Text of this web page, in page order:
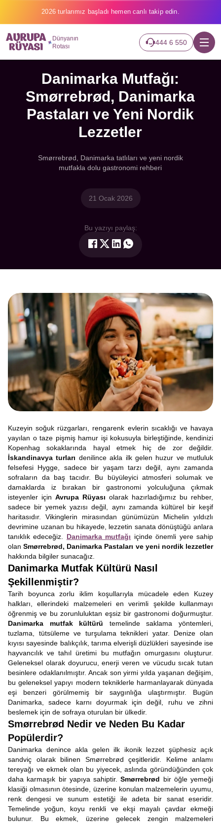
2026 turlarımız başladı hemen canlı takip edin.
Dünyanın
Rotası
444 6 550
Danimarka Mutfağı:
Smørrebrød, Danimarka
Pastaları ve Yeni Nordik
Lezzetler
Smørrebrød, Danimarka tatlıları ve yeni nordik
mutfakla dolu gastronomi rehberi
21 Ocak 2026
Bu yazıyı paylaş:
Kuzeyin soğuk rüzgarları, rengarenk evlerin sıcaklığı ve havaya
yayılan o taze pişmiş hamur işi kokusuyla birleştiğinde, kendinizi
Kopenhag sokaklarında hayal etmek hiç de zor değildir.
İskandinavya turları denilince akla ilk gelen huzur ve mutluluk
felsefesi Hygge, sadece bir yaşam tarzı değil, aynı zamanda
sofraların da baş tacıdır. Bu büyüleyici atmosferi solumak ve
damaklarda iz bırakan bir gastronomi yolculuğuna çıkmak
isteyenler için Avrupa Rüyası olarak hazırladığımız bu rehber,
sadece bir yemek yazısı değil, aynı zamanda kültürel bir keşif
haritasıdır. Vikinglerin mirasından günümüzün Michelin yıldızlı
devrimine uzanan bu hikayede, lezzetin sanata dönüştüğü anlara
tanıklık edeceğiz. Danimarka mutfağı içinde önemli yere sahip
olanSmørrebrød, Danimarka Pastaları ve yeni nordik lezzetler
hakkında bilgiler sunacağız.
Danimarka Mutfak Kültürü Nasıl
Şekillenmiştir?
Tarih boyunca zorlu iklim koşullarıyla mücadele eden Kuzey
halkları, ellerindeki malzemeleri en verimli şekilde kullanmayı
öğrenmiş ve bu zorunluluktan eşsiz bir gastronomi doğurmuştur.
Danimarka mutfak kültürü temelinde saklama yöntemleri,
tuzlama, tütsüleme ve turşulama teknikleri yatar. Denize olan
kıyısı sayesinde balıkçılık, tarıma elverişli düzlükleri sayesinde ise
hayvancılık ve tahıl üretimi bu mutfağın omurgasını oluşturur.
Geleneksel olarak doyurucu, enerji veren ve vücudu sıcak tutan
besinlere odaklanılmıştır. Ancak son yirmi yılda yaşanan değişim,
bu geleneksel yapıyı modern tekniklerle harmanlayarak dünyada
eşi benzeri görülmemiş bir saygınlığa ulaştırmıştır. Bugün
Danimarka, sadece karnı doyurmak için değil, ruhu ve zihni
beslemek için de sofraya oturulan bir ülkedir.
Smørrebrød Nedir ve Neden Bu Kadar
Popülerdir?
Danimarka denince akla gelen ilk ikonik lezzet şüphesiz açık
sandviç olarak bilinen Smørrebrød çeşitleridir. Kelime anlamı
tereyağı ve ekmek olan bu yiyecek, aslında göründüğünden çok
daha karmaşık bir yapıya sahiptir.Smørrebrød bir öğle yemeği
klasiği olmasının ötesinde, üzerine konulan malzemelerin uyumu,
renk dengesi ve sunum estetiği ile adeta bir sanat eseridir.
Temelinde yoğun, koyu renkli ve ekşi mayalı çavdar ekmeği
bulunur. Bu ekmek, üzerine gelecek zengin malzemeleri